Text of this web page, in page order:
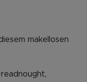
makellosen